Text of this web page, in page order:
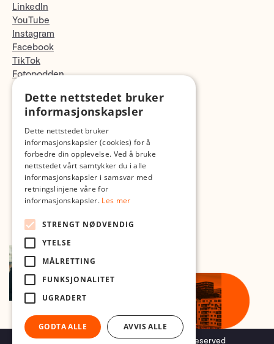
LinkedIn
YouTube
Instagram
Facebook
TikTok
Fotopodden
Med forbehold om skrive- og lagerfeil
Copyright © 2026 Foto.no - All rights reserved
Dette nettstedet bruker
informasjonskapsler
Dette nettstedet bruker
informasjonskapsler (cookies) for å
forbedre din opplevelse. Ved å bruke
nettstedet vårt samtykker du i alle
informasjonskapsler i samsvar med
retningslinjene våre for
informasjonskapsler. Les mer
STRENGT NØDVENDIG
YTELSE
MÅLRETTING
FUNKSJONALITET
UGRADERT
GODTA ALLE AVVIS ALLE